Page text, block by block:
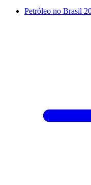
Petróleo no Brasil